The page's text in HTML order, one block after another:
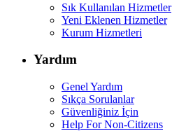
Sık Kullanılan Hizmetler
Yeni Eklenen Hizmetler
Kurum Hizmetleri
Yardım
Genel Yardım
Sıkça Sorulanlar
Güvenliğiniz İçin
Help For Non-Citizens